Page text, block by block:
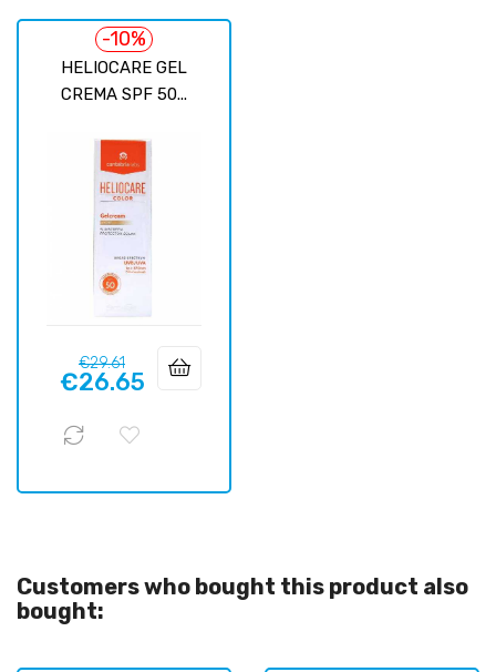
HELIOCARE GEL
CREMA SPF 50...
-10%
Regular
price
€29.61Price
€26.65
Customers who bought this product also
bought: